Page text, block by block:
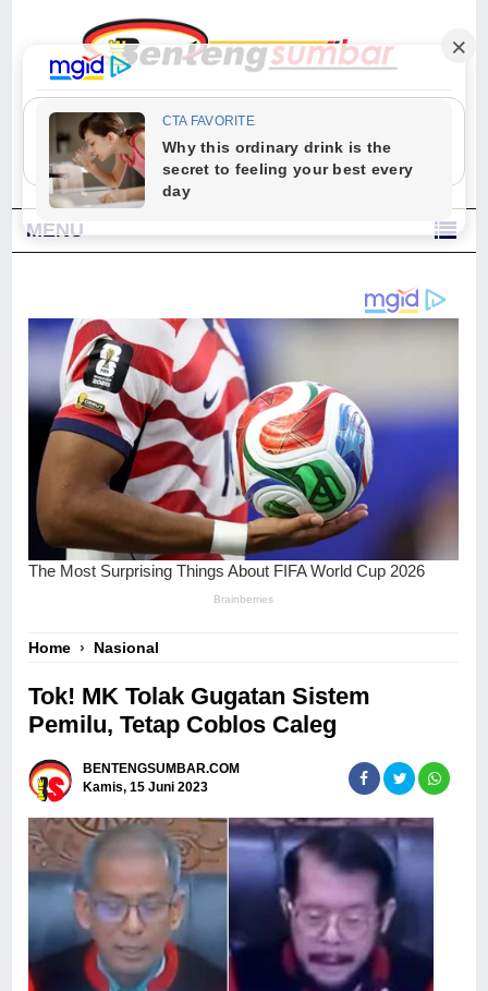
"Sesungguhnya Allah dan para malaikat-Nya berselawat untuk Nabi.
Wahai orang-orang yang beriman, berselawatlah kamu untuk Nabi dan
ucapkanlah salam dengan penuh penghormatan kepadanya." (Qs. Al
Ahzab Ayat 56)
MENU
Home › Nasional
Tok! MK Tolak Gugatan Sistem
Pemilu, Tetap Coblos Caleg
BENTENGSUMBAR.COM
Kamis, 15 Juni 2023